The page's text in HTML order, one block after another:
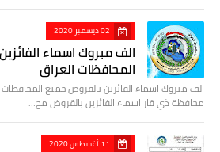
02 ديسمبر 2020
الف مبروك اسماء
المحافظات العراق
الف مبروك اسماء الفائزين بالقروض جميع المحافظات
محافظة ذي قار اسماء الفائزين بالقروض مح…
11 أغسطس 2020